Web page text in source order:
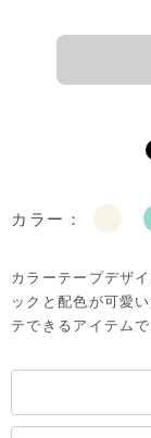
カラー：
カラーテープデザ
ックと配色が可愛
テできるアイテムで